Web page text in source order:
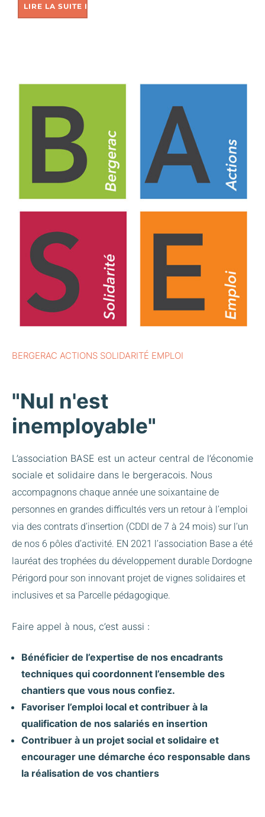
LIRE LA SUITE DE
BERGERAC ACTIONS SOLIDARITÉ EMPLOI
"Nul n'est
inemployable"
L’association BASE est un acteur central de l’économie
sociale et solidaire dans le bergeracois. Nous
accompagnons chaque année une soixantaine de
personnes en grandes difficultés vers un retour à l’emploi
via des contrats d’insertion (CDDI de 7 à 24 mois) sur l’un
de nos 6 pôles d’activité. EN 2021 l’association Base a été
lauréat des trophées du développement durable Dordogne
Périgord pour son innovant projet de vignes solidaires et
inclusives et sa Parcelle pédagogique.
Faire appel à nous, c’est aussi :
Bénéficier de l’expertise de nos encadrants
techniques qui coordonnent l’ensemble des
chantiers que vous nous confiez.
Favoriser l’emploi local et contribuer à la
qualification de nos salariés en insertion
Contribuer à un projet social et solidaire et
encourager une démarche éco responsable dans
la réalisation de vos chantiers